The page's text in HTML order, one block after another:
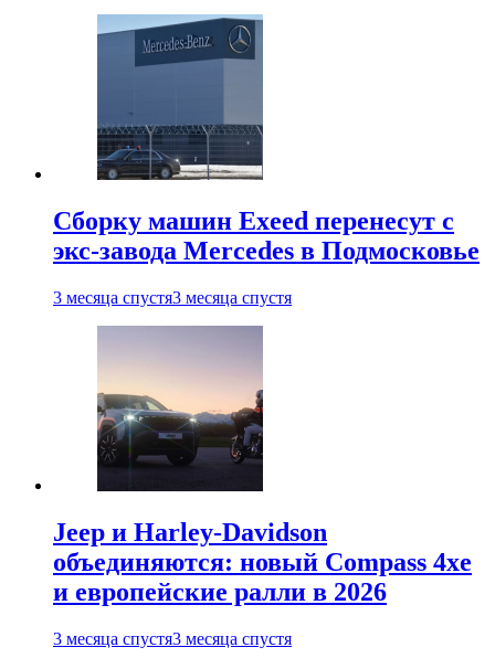
Сборку машин Exeed перенесут с
экс-завода Mercedes в Подмосковье
3 месяца спустя3 месяца спустя
Jeep и Harley-Davidson
объединяются: новый Compass 4xe
и европейские ралли в 2026
3 месяца спустя3 месяца спустя